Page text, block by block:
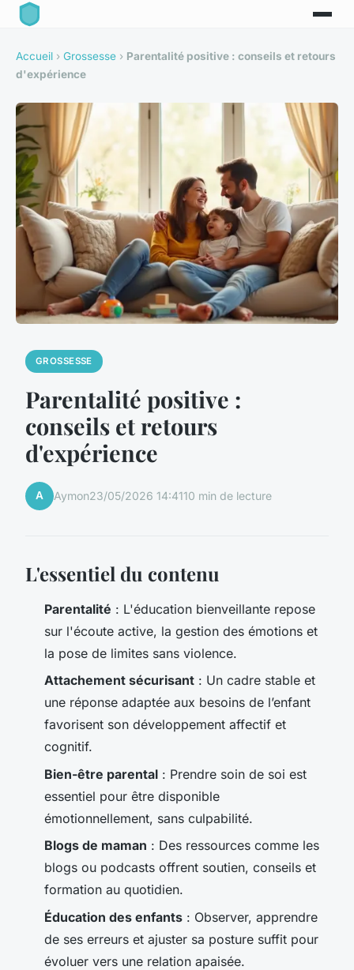
Accueil › Grossesse › Parentalité positive : conseils et retours
d'expérience
GROSSESSE
Parentalité positive :
conseils et retours
d'expérience
A Aymon23/05/2026 14:4110 min de lecture
L'essentiel du contenu
Parentalité : L'éducation bienveillante repose
sur l'écoute active, la gestion des émotions et
la pose de limites sans violence.
Attachement sécurisant : Un cadre stable et
une réponse adaptée aux besoins de l’enfant
favorisent son développement affectif et
cognitif.
Bien-être parental : Prendre soin de soi est
essentiel pour être disponible
émotionnellement, sans culpabilité.
Blogs de maman : Des ressources comme les
blogs ou podcasts offrent soutien, conseils et
formation au quotidien.
Éducation des enfants : Observer, apprendre
de ses erreurs et ajuster sa posture suffit pour
évoluer vers une relation apaisée.